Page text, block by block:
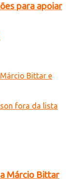
para apoiar
Márcio Bittar